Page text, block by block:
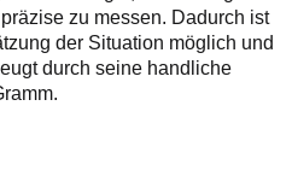
zu messen. Dadurch ist
der Situation möglich und
durch seine handliche